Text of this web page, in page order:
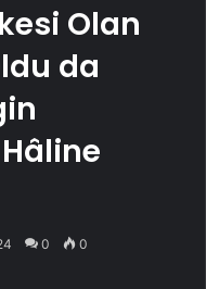
Olan
da
0 0